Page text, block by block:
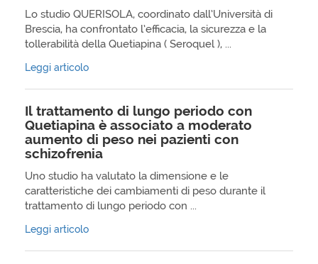
Lo studio QUERISOLA, coordinato dall’Università di
Brescia, ha confrontato l’efficacia, la sicurezza e la
tollerabilità della Quetiapina ( Seroquel ), ...
Leggi articolo
Il trattamento di lungo periodo con
Quetiapina è associato a moderato
aumento di peso nei pazienti con
schizofrenia
Uno studio ha valutato la dimensione e le
caratteristiche dei cambiamenti di peso durante il
trattamento di lungo periodo con ...
Leggi articolo